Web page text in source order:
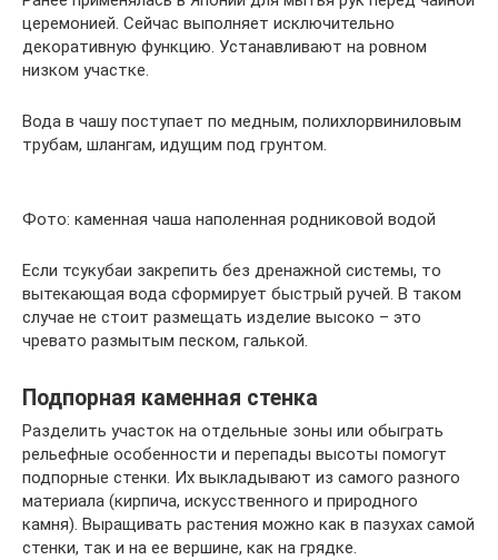
церемонией. Сейчас выполняет исключительно
декоративную функцию. Устанавливают на ровном
низком участке.
Вода в чашу поступает по медным, полихлорвиниловым
трубам, шлангам, идущим под грунтом.
Фото: каменная чаша наполенная родниковой водой
Если тсукубаи закрепить без дренажной системы, то
вытекающая вода сформирует быстрый ручей. В таком
случае не стоит размещать изделие высоко – это
чревато размытым песком, галькой.
Подпорная каменная стенка
Разделить участок на отдельные зоны или обыграть
рельефные особенности и перепады высоты помогут
подпорные стенки. Их выкладывают из самого разного
материала (кирпича, искусственного и природного
камня). Выращивать растения можно как в пазухах самой
стенки, так и на ее вершине, как на грядке.